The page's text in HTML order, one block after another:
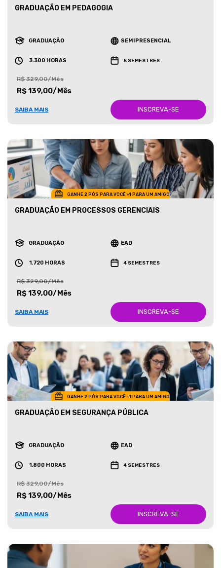
GRADUAÇÃO EM PEDAGOGIA
GRADUAÇÃO SEMIPRESENCIAL
3.300 HORAS 8 SEMESTRES
R$ 329,00/Mês
R$ 139,00/Mês
SAIBA MAIS INSCREVA-SE
GANHE 2 PÓS PARA VOCÊ +1 PARA UM AMIGO
GRADUAÇÃO EM PROCESSOS GERENCIAIS
GRADUAÇÃO EAD
1.720 HORAS 4 SEMESTRES
R$ 329,00/Mês
R$ 139,00/Mês
SAIBA MAIS INSCREVA-SE
GANHE 2 PÓS PARA VOCÊ +1 PARA UM AMIGO
GRADUAÇÃO EM SEGURANÇA PÚBLICA
GRADUAÇÃO EAD
1.800 HORAS 4 SEMESTRES
R$ 329,00/Mês
R$ 139,00/Mês
SAIBA MAIS INSCREVA-SE